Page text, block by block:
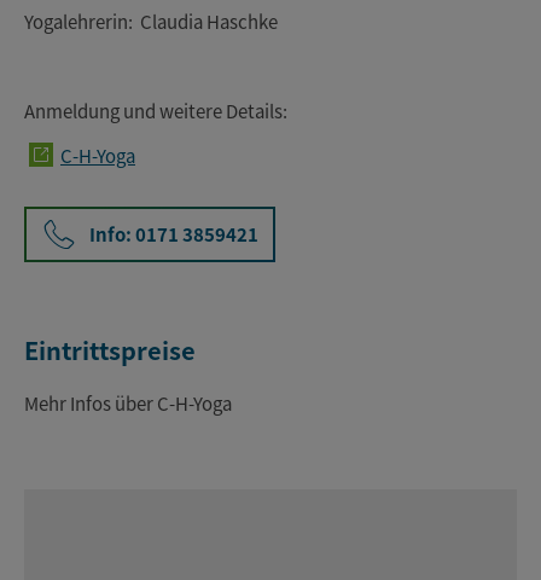
Yogalehrerin: Claudia Haschke
Anmeldung und weitere Details:
C-H-Yoga
Info: 0171 3859421
Eintrittspreise
Mehr Infos über C-H-Yoga